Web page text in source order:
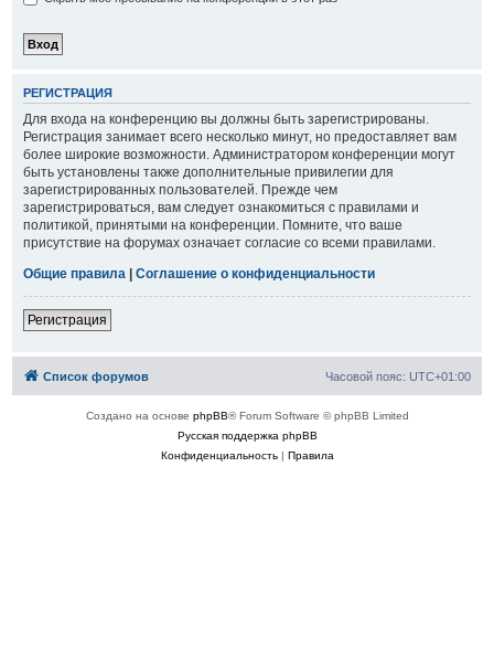
РЕГИСТРАЦИЯ
Для входа на конференцию вы должны быть зарегистрированы.
Регистрация занимает всего несколько минут, но предоставляет вам
более широкие возможности. Администратором конференции могут
быть установлены также дополнительные привилегии для
зарегистрированных пользователей. Прежде чем
зарегистрироваться, вам следует ознакомиться с правилами и
политикой, принятыми на конференции. Помните, что ваше
присутствие на форумах означает согласие со всеми правилами.
Общие правила | Соглашение о конфиденциальности
Регистрация
Список форумов Часовой пояс: UTC+01:00
Создано на основе phpBB® Forum Software © phpBB Limited
Русская поддержка phpBB
Конфиденциальность| Правила